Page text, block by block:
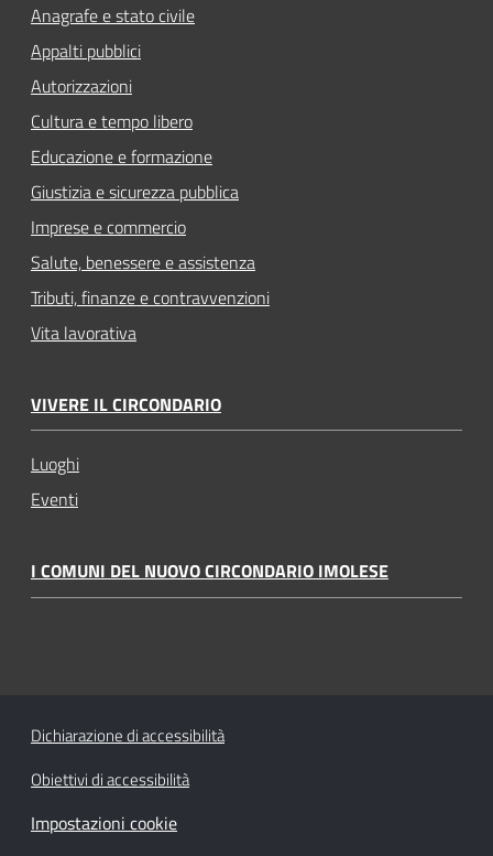
Anagrafe e stato civile
Appalti pubblici
Autorizzazioni
Cultura e tempo libero
Educazione e formazione
Giustizia e sicurezza pubblica
Imprese e commercio
Salute, benessere e assistenza
Tributi, finanze e contravvenzioni
Vita lavorativa
VIVERE IL CIRCONDARIO
Luoghi
Eventi
I COMUNI DEL NUOVO CIRCONDARIO IMOLESE
Dichiarazione di accessibilità
Obiettivi di accessibilità
Impostazioni cookie